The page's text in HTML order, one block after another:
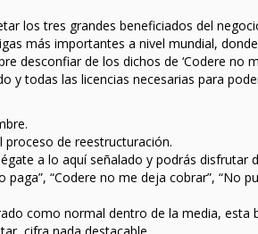
los tres grandes beneficiados del
más importantes a nivel mundial,
desconfiar de los dichos de ‘Codere no
y todas las licencias necesarias para
de reestructuración.
a lo aquí señalado y podrás disfrutar
“Codere no me deja cobrar”, “No
como normal dentro de la media, esta